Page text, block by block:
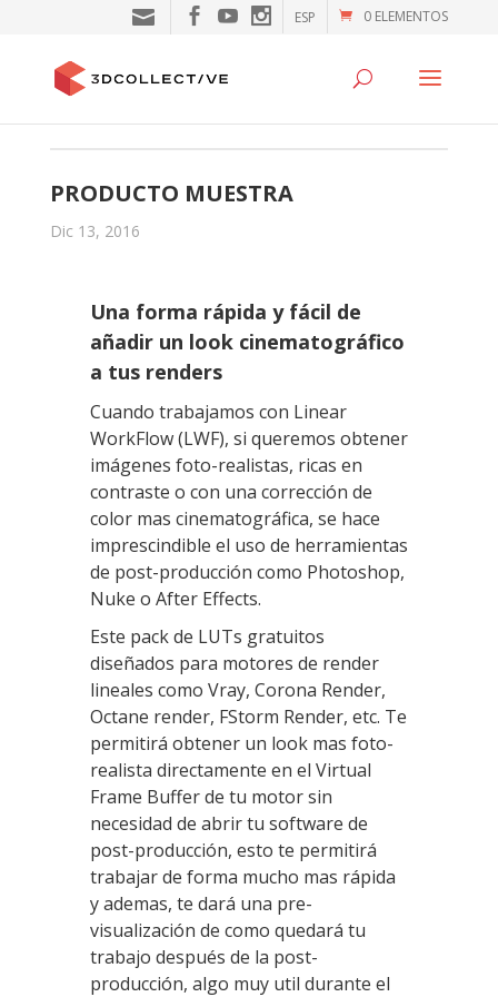
0 ELEMENTOS
ESP
PRODUCTO MUESTRA
Dic 13, 2016
Una forma rápida y fácil de
añadir un look cinematográfico
a tus renders
Cuando trabajamos con Linear
WorkFlow (LWF), si queremos obtener
imágenes foto-realistas, ricas en
contraste o con una corrección de
color mas cinematográfica, se hace
imprescindible el uso de herramientas
de post-producción como Photoshop,
Nuke o After Effects.
Este pack de LUTs gratuitos
diseñados para motores de render
lineales como Vray, Corona Render,
Octane render, FStorm Render, etc. Te
permitirá obtener un look mas foto-
realista directamente en el Virtual
Frame Buffer de tu motor sin
necesidad de abrir tu software de
post-producción, esto te permitirá
trabajar de forma mucho mas rápida
y ademas, te dará una pre-
visualización de como quedará tu
trabajo después de la post-
producción, algo muy util durante el